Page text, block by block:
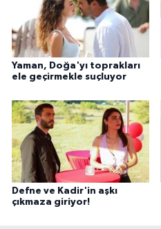
Yaman, Doğa'yı toprakları
ele geçirmekle suçluyor
Defne ve Kadir'in aşkı
çıkmaza giriyor!